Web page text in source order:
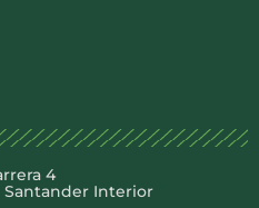
4
Santander Interior